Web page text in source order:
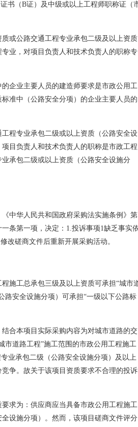
书（B证）及中级或以上工程师职称证（
或公路交通工程专业承包二级及以上资质
业，对项目负责人和技术负责人的职称专
企业主要人员的建造师要求是市政公用工
准中（公路安全分项）的企业主要人员的
程专业承包二级或以上资质（公路安全设
目负责人和技术负责人的职称是市政工程
承包二级或以上资质（公路安全设施分
中华人民共和国政府采购法实施条例》第
条第一项，决定：1.投诉事项1缺乏事实
改磋商文件后重新开展采购活动。
施工总承包三级及以上资质可承担“城市
路安全设施分项）可承担“一级以下公路标
合本项目实际采购内容为对城市道路的交
市道路工程”施工范围的市政公用工程施工
业承包二级（公路安全设施分项）及以上
争。故关于该项目资质要求不合理的投诉
求为：供应商应当具备市政公用工程施工
设施分项）。然而，该项目磋商文件评分